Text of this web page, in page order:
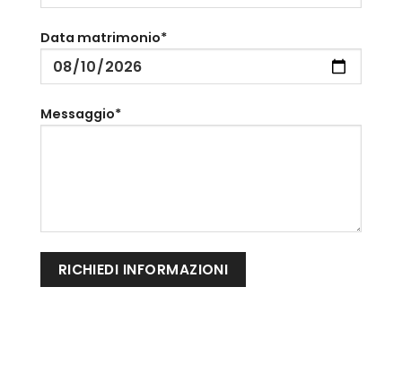
Data matrimonio*
Messaggio*